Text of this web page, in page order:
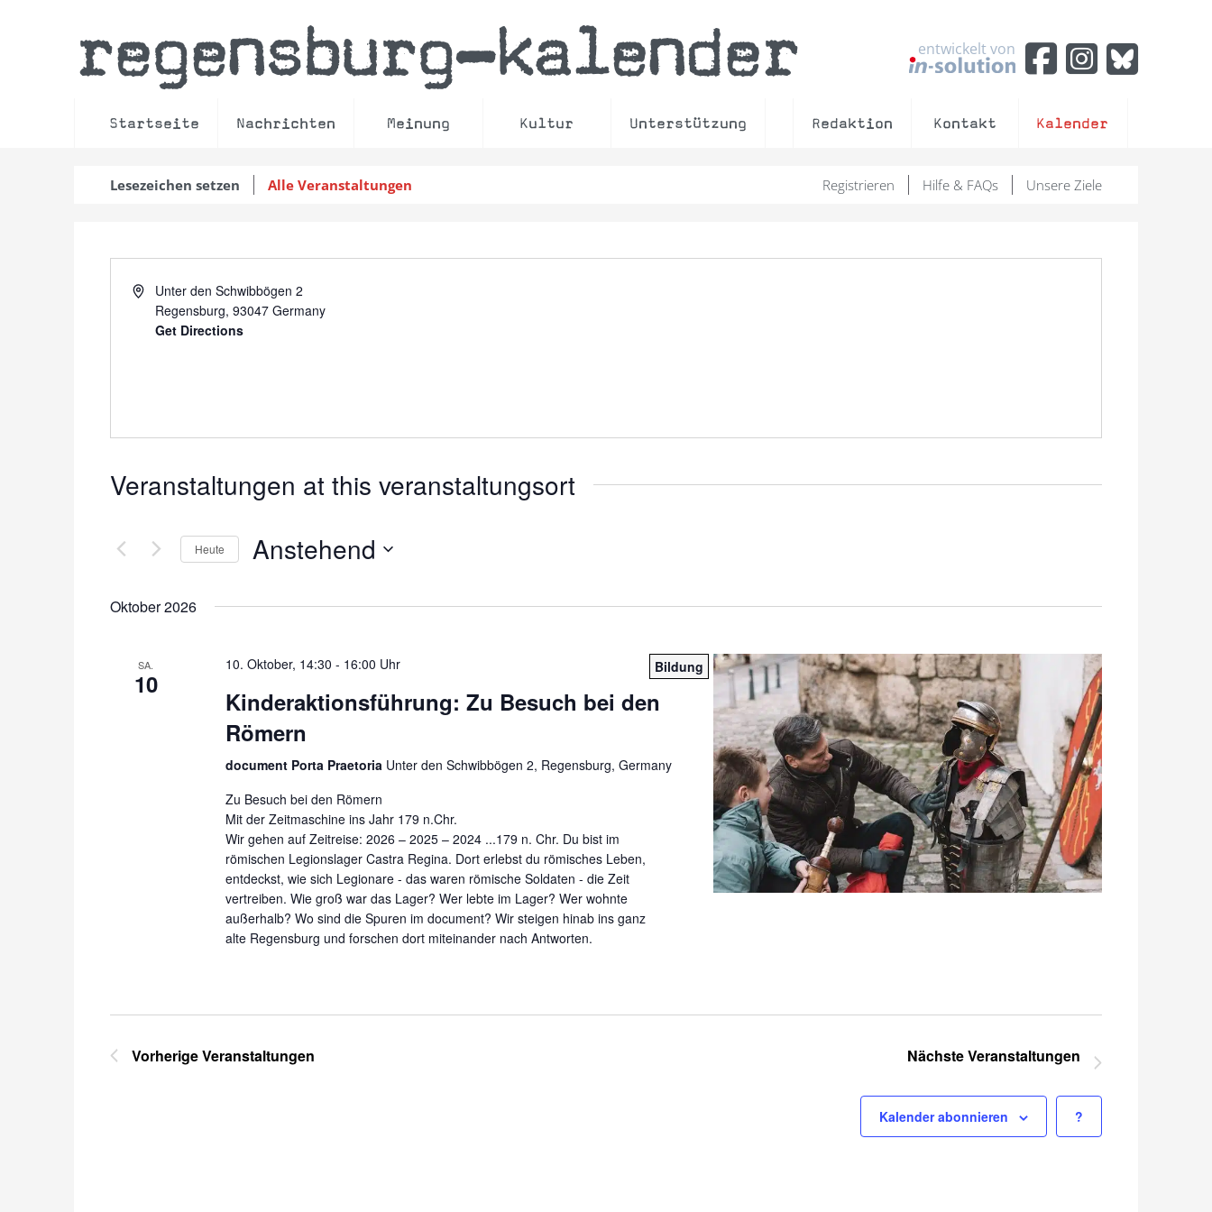
regensburg–kalender entwickelt von
Startseite Nachrichten Meinung Kultur Unterstützung Redaktion Kontakt Kalender
Lesezeichen setzen Alle Veranstaltungen Unsere Ziele
Hilfe & FAQs
Registrieren
AddressUnter den Schwibbögen 2
Regensburg, 93047 Germany
Get Directions
Veranstaltungen at this veranstaltungsort
Heute Anstehend
Oktober 2026
SA.
10
10. Oktober, 14:30 - 16:00 Uhr Bildung
Kinderaktionsführung: Zu Besuch bei den
Römern
document Porta Praetoria Unter den Schwibbögen 2, Regensburg, Germany
Zu Besuch bei den Römern
Mit der Zeitmaschine ins Jahr 179 n.Chr.
Wir gehen auf Zeitreise: 2026 – 2025 – 2024 ...179 n. Chr. Du bist im
römischen Legionslager Castra Regina. Dort erlebst du römisches Leben,
entdeckst, wie sich Legionare - das waren römische Soldaten - die Zeit
vertreiben. Wie groß war das Lager? Wer lebte im Lager? Wer wohnte
außerhalb? Wo sind die Spuren im document? Wir steigen hinab ins ganz
alte Regensburg und forschen dort miteinander nach Antworten.
VorherigeVeranstaltungen NächsteVeranstaltungen
?
Kalender abonnieren